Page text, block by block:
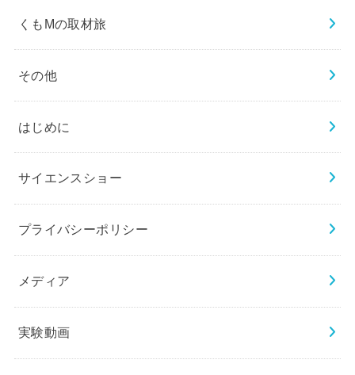
くもMの取材旅
その他
はじめに
サイエンスショー
プライバシーポリシー
メディア
実験動画